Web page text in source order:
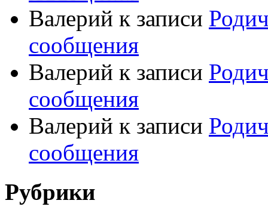
Валерий к записи
сообщения
Валерий к записи
сообщения
Валерий к записи
сообщения
Рубрики